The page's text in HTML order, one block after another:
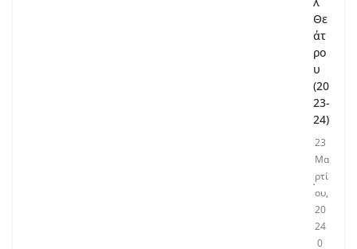
Θε
άτ
ρο
υ
(20
23-
24)
23
Μα
ρτί
ου,
20
24
0